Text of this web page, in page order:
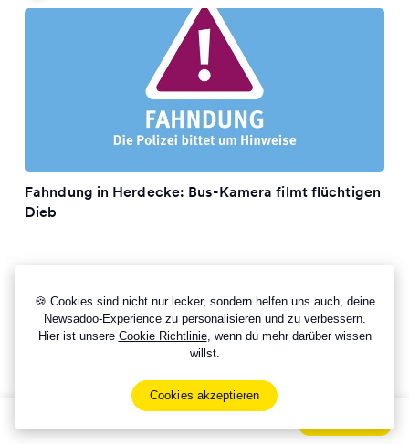
🍪 Cookies sind nicht nur lecker, sondern helfen uns auch, deine
Newsadoo-Experience zu personalisieren und zu verbessern.
Hier ist unsere Cookie Richtlinie, wenn du mehr darüber wissen
willst.
Cookies akzeptieren
Fahndung in Herdecke: Bus-Kamera filmt flüchtigen
Dieb